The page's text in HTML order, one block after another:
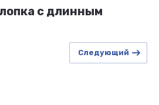
с длинным
Следующий